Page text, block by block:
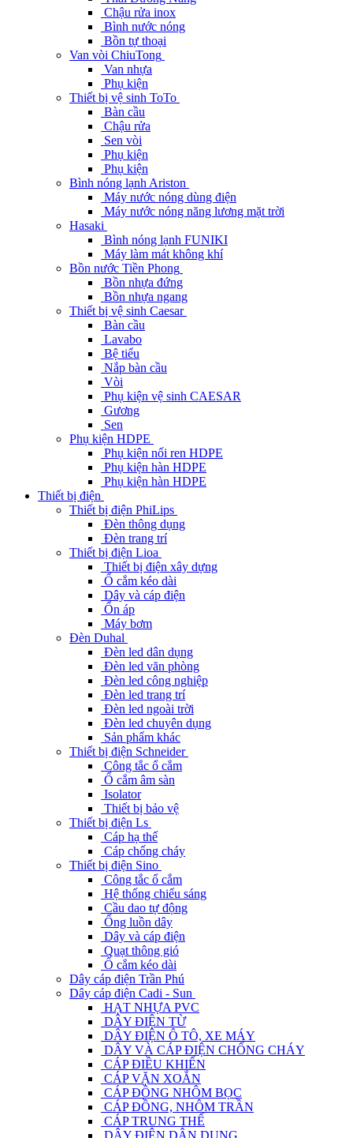
Chậu rửa inox
Bình nước nóng
Bồn tự thoại
Van vòi ChiuTong
Van nhựa
Phụ kiện
Thiết bị vệ sinh ToTo
Bàn cầu
Chậu rửa
Sen vòi
Phụ kiện
Phụ kiện
Bình nóng lạnh Ariston
Máy nước nóng dùng điện
Máy nước nóng năng lương mặt trời
Hasaki
Bình nóng lạnh FUNIKI
Máy làm mát không khí
Bồn nước Tiền Phong
Bồn nhựa đứng
Bồn nhựa ngang
Thiết bị vệ sinh Caesar
Bàn cầu
Lavabo
Bệ tiểu
Nắp bàn cầu
Vòi
Phụ kiện vệ sinh CAESAR
Gương
Sen
Phụ kiện HDPE
Phụ kiện nối ren HDPE
Phụ kiện hàn HDPE
Phụ kiện hàn HDPE
Thiết bị điện
Thiết bị điện PhiLips
Đèn thông dụng
Đèn trang trí
Thiết bị điện Lioa
Thiết bị điện xây dựng
Ổ cắm kéo dài
Dây và cáp điện
Ổn áp
Máy bơm
Đèn Duhal
Đèn led dân dụng
Đèn led văn phòng
Đèn led công nghiệp
Đèn led trang trí
Đèn led ngoài trời
Đèn led chuyên dụng
Sản phẩm khác
Thiết bị điện Schneider
Công tắc ổ cắm
Ổ cắm âm sàn
Isolator
Thiết bị bảo vệ
Thiết bị điện Ls
Cáp hạ thế
Cáp chống cháy
Thiết bị điện Sino
Công tắc ổ cắm
Hệ thống chiếu sáng
Cầu dao tự động
Ống luồn dây
Dây và cáp điện
Quạt thông gió
Ổ cắm kéo dài
Dây cáp điện Trần Phú
Dây cáp điện Cadi - Sun
HẠT NHỰA PVC
DÂY ĐIỆN TỪ
DÂY ĐIỆN Ô TÔ, XE MÁY
DÂY VÀ CÁP ĐIỆN CHỐNG CHÁY
CÁP ĐIỀU KHIỂN
CÁP VẶN XOẮN
CÁP ĐỒNG NHÔM BỌC
CÁP ĐỒNG, NHÔM TRẦN
CÁP TRUNG THẾ
DÂY ĐIỆN DÂN DỤNG